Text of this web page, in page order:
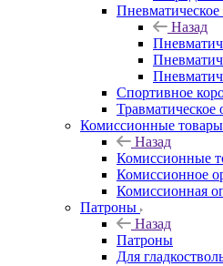
Назад
Спортивное
Комиссионные товары
Назад
Комиссионные
Комиссионное
Комиссионная
Патроны
Назад
Патроны
Для